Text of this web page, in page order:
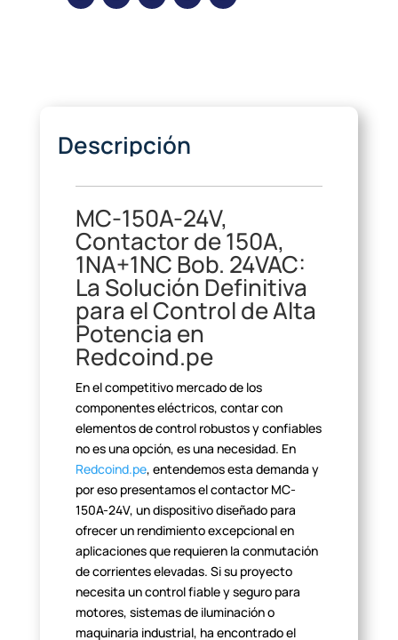
Descripción
MC-150A-24V,
Contactor de 150A,
1NA+1NC Bob. 24VAC:
La Solución Definitiva
para el Control de Alta
Potencia en
Redcoind.pe
En el competitivo mercado de los
componentes eléctricos, contarcon
elementos de control robustos y confiables
no es una opción, es una necesidad. En
Redcoind.pe, entendemos esta demanda y
por eso presentamos el contactor MC-
150A-24V, un dispositivo diseñado para
ofrecer un rendimiento excepcional en
aplicaciones que requieren la conmutación
de corrientes elevadas. Si su proyecto
necesita un control fiabley seguro para
motores, sistemas de iluminación o
maquinaria industrial, ha encontrado el